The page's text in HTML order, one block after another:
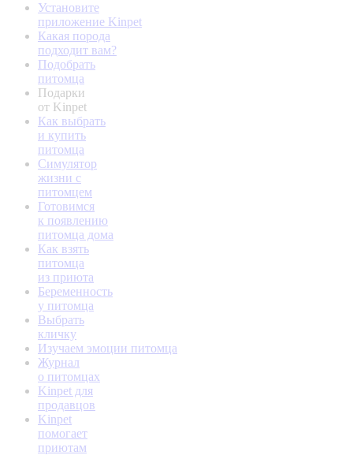
Установите
приложение Kinpet
Какая порода
подходит вам?
Подобрать
питомца
Подарки
от Kinpet
Как выбрать
и купить
питомца
Симулятор
жизни с
питомцем
Готовимся
к появлению
питомца дома
Как взять
питомца
из приюта
Беременность
у питомца
Выбрать
кличку
Изучаем эмоции питомца
Журнал
о питомцах
Kinpet для
продавцов
Kinpet
помогает
приютам